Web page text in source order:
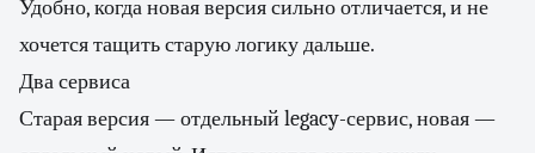
Удобно, когда новая версия сильно отличается, и не
хочется тащить старую логику дальше.
Два сервиса
Старая версия — отдельный legacy-сервис, новая —